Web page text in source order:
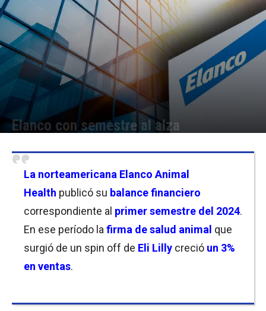
Elanco con semestre al alza
La norteamericana Elanco Animal
Health publicó su balance financiero
correspondiente al primer semestre del 2024.
En ese período la firma de salud animal que
surgió de un spin off de Eli Lilly creció un 3%
en ventas.